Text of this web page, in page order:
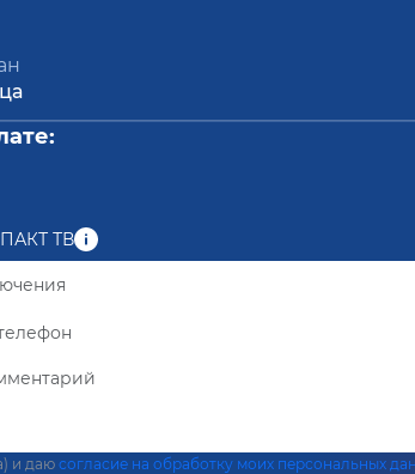
ТВ
и даю согласие на обработку моих персональных